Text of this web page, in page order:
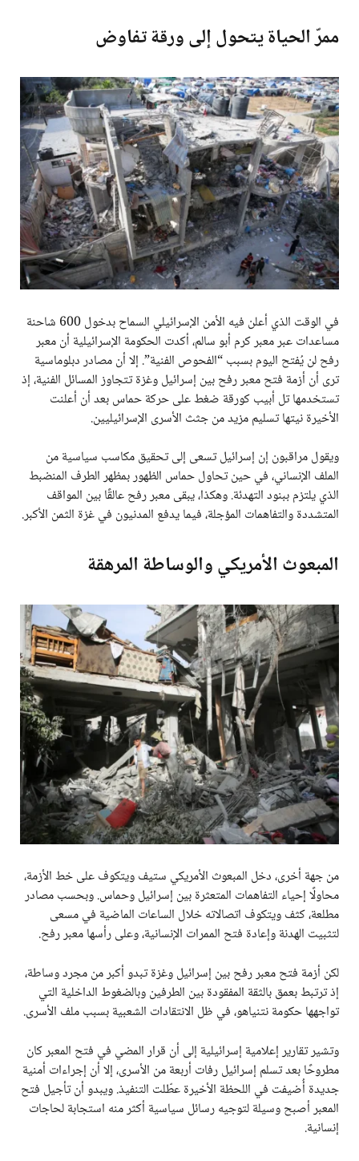
ممرّ الحياة يتحول إلى ورقة تفاوض
في الوقت الذي أعلن فيه الأمن الإسرائيلي السماح بدخول 600 شاحنة
مساعدات عبر معبر كرم أبو سالم، أكدت الحكومة الإسرائيلية أن معبر
رفح لن يُفتح اليوم بسبب “الفحوص الفنية”. إلا أن مصادر دبلوماسية
ترى أن أزمة فتح معبر رفح بين إسرائيل وغزة تتجاوز المسائل الفنية، إذ
تستخدمها تل أبيب كورقة ضغط على حركة حماس بعد أن أعلنت
الأخيرة نيتها تسليم مزيد من جثث الأسرى الإسرائيليين.
ويقول مراقبون إن إسرائيل تسعى إلى تحقيق مكاسب سياسية من
الملف الإنساني، في حين تحاول حماس الظهور بمظهر الطرف المنضبط
الذي يلتزم ببنود التهدئة. وهكذا، يبقى معبر رفح عالقًا بين المواقف
المتشددة والتفاهمات المؤجلة، فيما يدفع المدنيون في غزة الثمن الأكبر.
المبعوث الأمريكي والوساطة المرهقة
من جهة أخرى، دخل المبعوث الأمريكي ستيف ويتكوف على خط الأزمة،
محاولًا إحياء التفاهمات المتعثرة بين إسرائيل وحماس. وبحسب مصادر
مطلعة، كثف ويتكوف اتصالاته خلال الساعات الماضية في مسعى
لتثبيت الهدنة وإعادة فتح الممرات الإنسانية، وعلى رأسها معبر رفح.
لكن أزمة فتح معبر رفح بين إسرائيل وغزة تبدو أكبر من مجرد وساطة،
إذ ترتبط بعمق بالثقة المفقودة بين الطرفين وبالضغوط الداخلية التي
تواجهها حكومة نتنياهو، في ظل الانتقادات الشعبية بسبب ملف الأسرى.
وتشير تقارير إعلامية إسرائيلية إلى أن قرار المضي في فتح المعبر كان
مطروحًا بعد تسلم إسرائيل رفات أربعة من الأسرى، إلا أن إجراءات أمنية
جديدة أُضيفت في اللحظة الأخيرة عطّلت التنفيذ. ويبدو أن تأجيل فتح
المعبر أصبح وسيلة لتوجيه رسائل سياسية أكثر منه استجابة لحاجات
إنسانية.